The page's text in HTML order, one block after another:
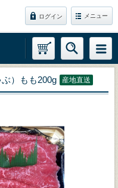
ログイン メニュー
）もも200g 産地直送